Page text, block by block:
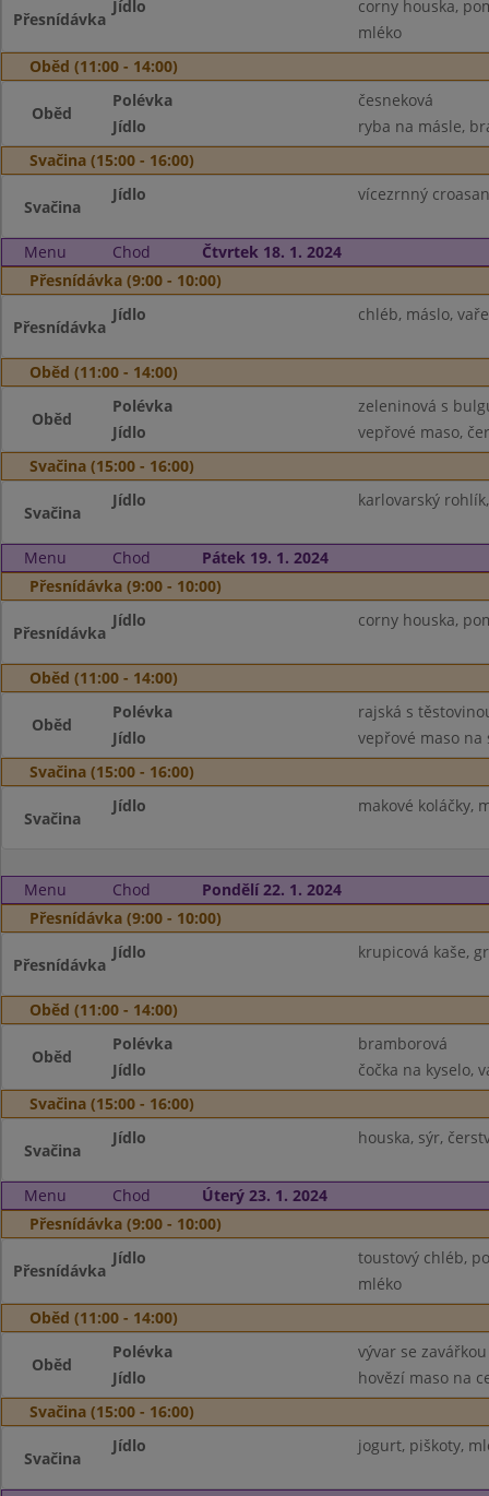
Přesnídávka
Jídlo
corny houska,
mléko
Oběd (11:00 - 14:00)
Oběd
Polévka
česneková
Jídlo
ryba na másle,
Svačina (15:00 - 16:00)
Svačina
Jídlo vícezrnný
Menu Chod
Čtvrtek 18. 1. 2024
Přesnídávka (9:00 - 10:00)
Přesnídávka
Jídlo chléb, máslo,
Oběd (11:00 - 14:00)
Oběd
Polévka
zeleninová s
Jídlo
vepřové maso,
Svačina (15:00 - 16:00)
Svačina
Jídlo karlovarský
Menu Chod
Pátek 19. 1. 2024
Přesnídávka (9:00 - 10:00)
Přesnídávka
Jídlo corny houska,
Oběd (11:00 - 14:00)
Oběd
Polévka
rajská s
Jídlo
vepřové maso na
Svačina (15:00 - 16:00)
Svačina
Jídlo makové koláčky,
Menu Chod
Pondělí 22. 1. 2024
Přesnídávka (9:00 - 10:00)
Přesnídávka
Jídlo krupicová kaše,
Oběd (11:00 - 14:00)
Oběd
Polévka
bramborová
Jídlo
čočka na kyselo,
Svačina (15:00 - 16:00)
Svačina
Jídlo houska, sýr,
Menu Chod
Úterý 23. 1. 2024
Přesnídávka (9:00 - 10:00)
Přesnídávka
Jídlo
toustový chléb,
mléko
Oběd (11:00 - 14:00)
Oběd
Polévka
vývar se zavářkou
Jídlo
hovězí maso na
Svačina (15:00 - 16:00)
Svačina
Jídlo jogurt, piškoty,